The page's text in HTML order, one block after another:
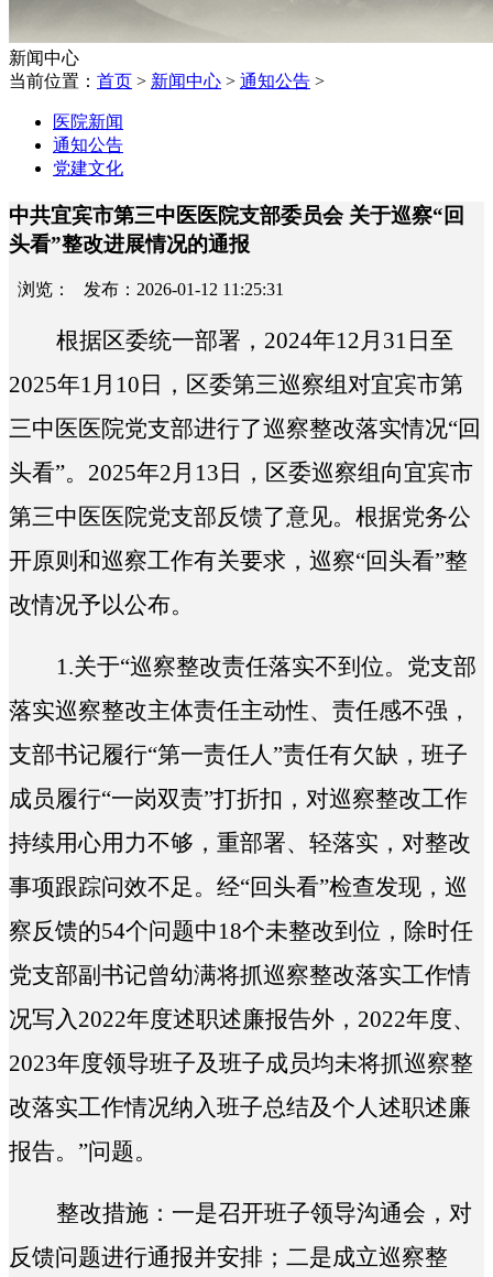
新闻中心
当前位置： 首页 > 新闻中心 > 通知公告 >
医院新闻
通知公告
党建文化
中共宜宾市第三中医医院支部委员会 关于巡察“回
头看”整改进展情况的通报
浏览： 发布：2026-01-12 11:25:31
根据区委统一部署， 2024年12月 31 日至
2025年1月 10 日，区委第三巡察组对宜宾市第
三中医医院党支部进行了巡察整改落实情况“回
头看”。2025年2月13日，区委巡察组向宜宾市
第三中医医院党支部反馈了意见。根据党务公
开原则和巡察工作有关要求，巡察“回头看”整
改情况予以公布。
1.关于“巡察整改责任落实不到位。党支部
落实巡察整改主体责任主动性、责任感不强，
支部书记履行“第一责任人”责任有欠缺，班子
成员履行“一岗双责”打折扣，对巡察整改工作
持续用心用力不够，重部署、轻落实，对整改
事项跟踪问效不足。经“回头看”检查发现，巡
察反馈的54个问题中18个未整改到位，除时任
党支部副书记曾幼满将抓巡察整改落实工作情
况写入2022年度述职述廉报告外，2022年度、
2023年度领导班子及班子成员均未将抓巡察整
改落实工作情况纳入班子总结及个人述职述廉
报告。”问题。
整改措施：一是召开班子领导沟通会，对
反馈问题进行通报并安排；二是成立巡察整